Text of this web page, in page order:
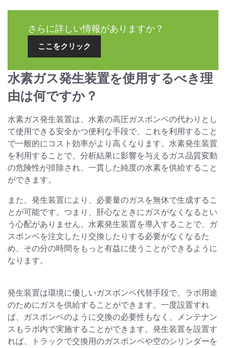
さらに詳しい情報がありますか？
ここをクリック
水素ガス発生装置を使用するべき理
由は何ですか？
水素ガス発生装置は、水素の高圧ガスボンベの代わりとし
て使用できる安全かつ便利な手段で、これを利用すること
で一般的にコスト効率がより高くなります。水素発生装置
を利用することで、分析結果に影響を与えるガス品質変動
の危険性が排除され、一貫した純度の水素を供給すること
ができます。
また、発生装置により、必要量のガスを無休で生成するこ
とが可能です。つまり、肝心なときにガスがなくなるとい
う心配がありません。水素発生装置を導入することで、ガ
スボンベを注文したり交換したりする必要がなくなるた
め、その分の時間をもっと有益に使うことができるように
なります。
発生装置は環境に優しいガスボンベ代替手段で、ラボ用途
のためにガスを供給することができます。一度設置すれ
ば、ガスボンベのように交換の必要性もなく、メンテナン
スもラボ内で実施することができます。発生装置を設置す
れば、トラックで交換用のガスボンベや空のシリンダーを